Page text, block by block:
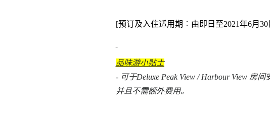
[预订及入住适用期︰由即日至2021年6月30
品味游小贴士
- 可于Deluxe Peak View / Harbour View 房间
并且不需额外费用。